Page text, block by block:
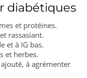
diabétiques
et protéines.
rassasiant.
et à IG bas.
et herbes.
à agrémenter